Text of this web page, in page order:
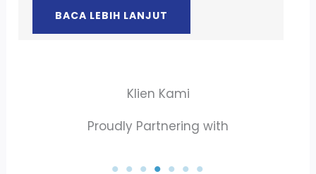
BACA LEBIH LANJUT
Klien Kami
Proudly Partnering with